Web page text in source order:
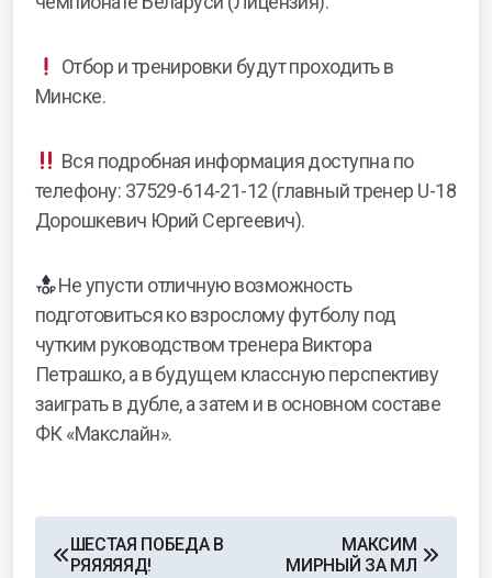
Отбор и тренировки будут проходить в
Минске.
Вся подробная информация доступна по
телефону: 37529-614-21-12 (главный тренер U-18
Дорошкевич Юрий Сергеевич).
Не упусти отличную возможность
подготовиться ко взрослому футболу под
чутким руководством тренера Виктора
Петрашко, а в будущем классную перспективу
заиграть в дубле, а затем и в основном составе
ФК «Макслайн».
ШЕСТАЯ ПОБЕДА В
РЯЯЯЯЯД!
МАКСИМ
МИРНЫЙ ЗА МЛ